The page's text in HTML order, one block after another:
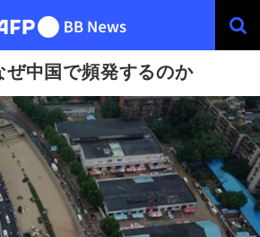
ぜ中国で頻発するのか